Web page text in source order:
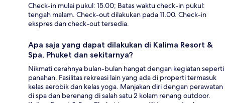
Check-in mulai pukul: 15.00; Batas waktu check-in pukul:
tengah malam. Check-out dilakukan pada 11.00. Check-in
ekspres dan check-out tersedia.
Apa saja yang dapat dilakukan di Kalima Resort &
Spa, Phuket dan sekitarnya?
Nikmati cerahnya bulan-bulan hangat dengan kegiatan seperti
panahan. Fasilitas rekreasi lain yang ada di properti termasuk
kelas aerobik dan kelas yoga. Manjakan diri dengan perawatan
di spa dan berenang di salah satu 2 kolam renang outdoor.